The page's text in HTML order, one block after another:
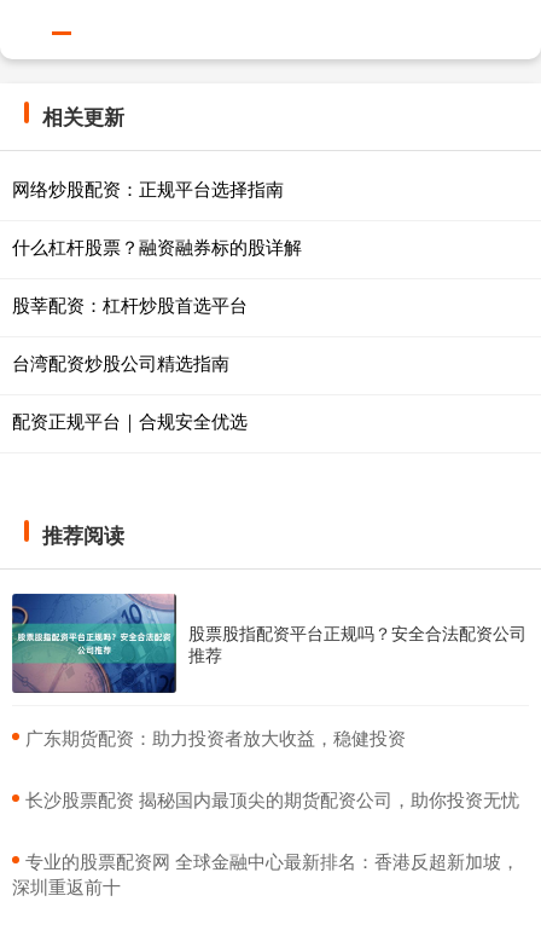
相关更新
网络炒股配资：正规平台选择指南
什么杠杆股票？融资融券标的股详解
股莘配资：杠杆炒股首选平台
台湾配资炒股公司精选指南
配资正规平台｜合规安全优选
推荐阅读
股票股指配资平台正规吗？安全合法配资公司
推荐
​广东期货配资：助力投资者放大收益，稳健投资
​长沙股票配资 揭秘国内最顶尖的期货配资公司，助你投资无忧
​专业的股票配资网 全球金融中心最新排名：香港反超新加坡，
深圳重返前十